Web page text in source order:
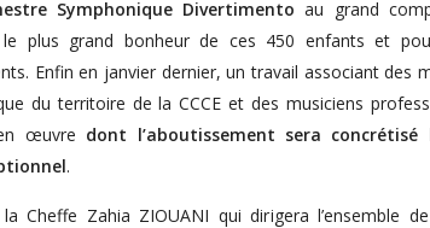
Symphonique Divertimento au grand
plus grand bonheur de ces 450 enfants et
Enfin en janvier dernier, un travail associant des
du territoire de la CCCE et des musiciens
œuvre dont l’aboutissement sera
.
la Cheffe Zahia ZIOUANI qui dirigera l’ensemble